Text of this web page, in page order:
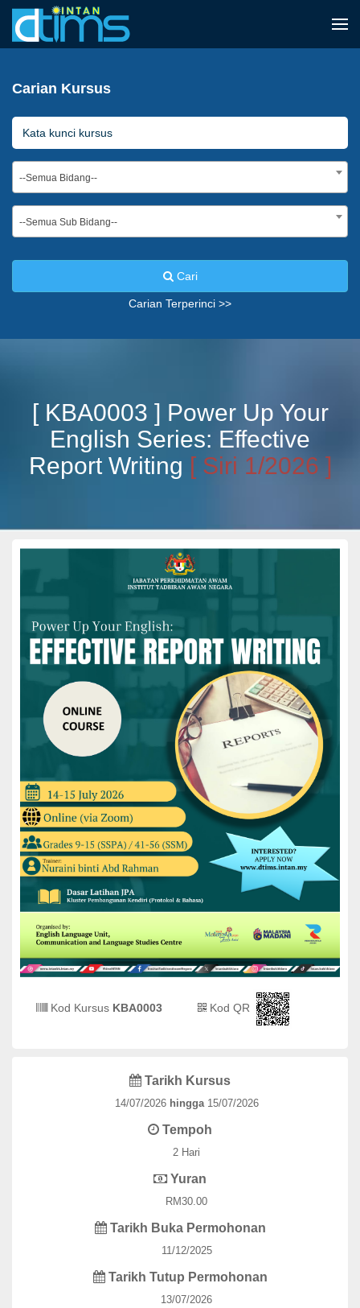
Carian Kursus
--Semua Bidang--
--Semua Sub Bidang--
Cari
Carian Terperinci >>
[ KBA0003 ] Power Up Your
English Series: Effective
Report Writing [ Siri 1/2026 ]
Kod Kursus KBA0003 Kod QR
Tarikh Kursus
14/07/2026 hingga15/07/2026
Tempoh
2 Hari
Yuran
RM30.00
Tarikh Buka Permohonan
11/12/2025
Tarikh Tutup Permohonan
13/07/2026